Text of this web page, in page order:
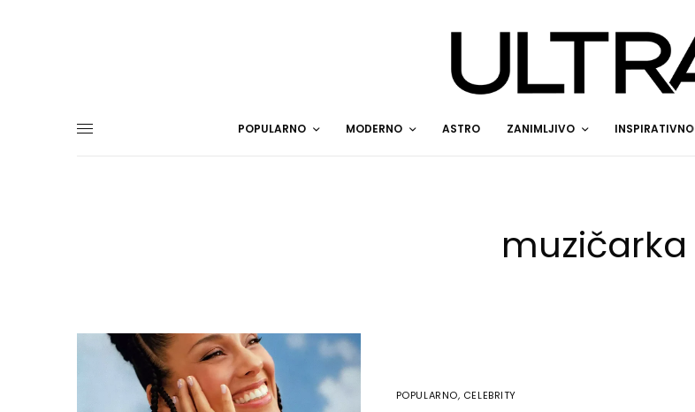
POPULARNO MODERNO ASTRO ZANIMLJIVO INSPIRATIVNO
muzičarka
POPULARNO, CELEBRITY